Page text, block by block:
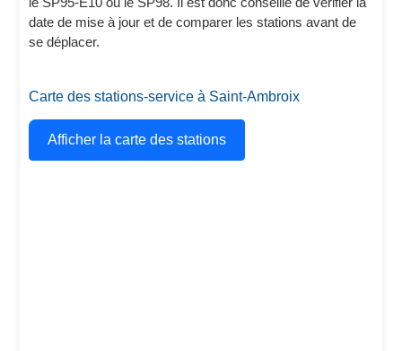
date de mise à jour et de comparer les stations avant de
se déplacer.
Carte des stations-service à Saint-Ambroix
Afficher la carte des stations